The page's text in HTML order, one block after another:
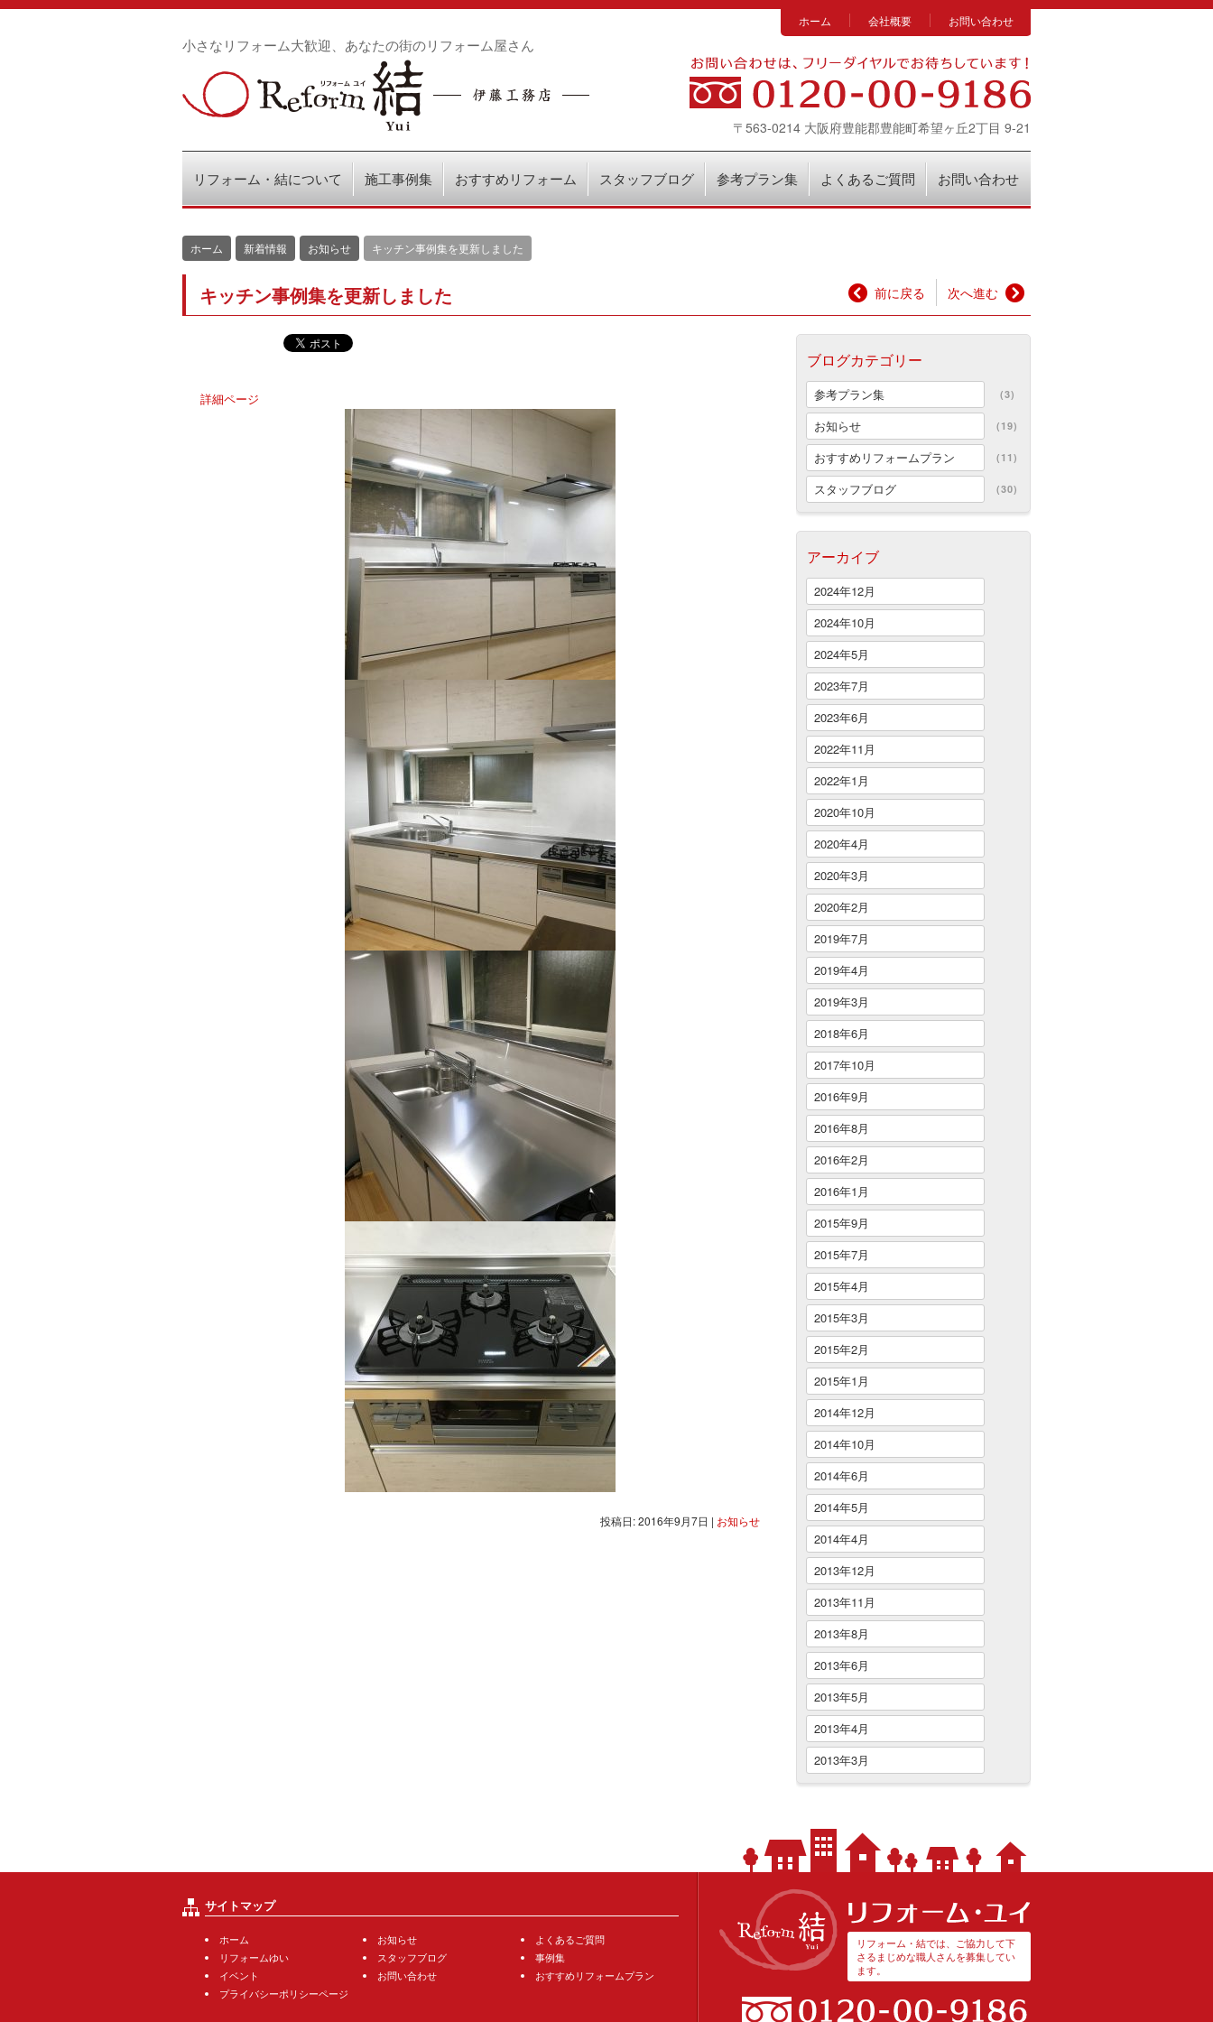
小さなリフォーム大歓迎、あなたの街のリフォーム屋さん
ホーム 会社概要 お問い合わせ
〒563-0214 大阪府豊能郡豊能町希望ヶ丘2丁目 9-21
リフォーム・結について 施工事例集 おすすめリフォーム スタッフブログ 参考プラン集 よくあるご質問 お問い合わせ
ホーム 新着情報 お知らせ キッチン事例集を更新しました
前に戻る 次へ進む
キッチン事例集を更新しました
詳細ページ
投稿日: 2016年9月7日 | お知らせ
ブログカテゴリー
参考プラン集 (3)
お知らせ (19)
おすすめリフォームプラン (11)
スタッフブログ (30)
アーカイブ
2024年12月
2024年10月
2024年5月
2023年7月
2023年6月
2022年11月
2022年1月
2020年10月
2020年4月
2020年3月
2020年2月
2019年7月
2019年4月
2019年3月
2018年6月
2017年10月
2016年9月
2016年8月
2016年2月
2016年1月
2015年9月
2015年7月
2015年4月
2015年3月
2015年2月
2015年1月
2014年12月
2014年10月
2014年6月
2014年5月
2014年4月
2013年12月
2013年11月
2013年8月
2013年6月
2013年5月
2013年4月
2013年3月
サイトマップ
ホーム お知らせ
よくあるご質問
リフォームゆい
スタッフブログ
事例集
イベント
お問い合わせ
おすすめリフォームプラン
プライバシーポリシーページ
リフォーム・結では、ご協力して下
さるまじめな職人さんを募集してい
ます。